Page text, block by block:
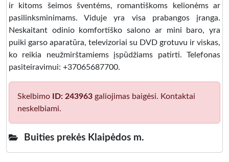
ir kitoms šeimos šventėms, romantiškoms kelionėms ar
pasilinksminimams. Viduje yra visa prabangos įranga.
Neskaitant odinio komfortiško salono ar mini baro, yra
puiki garso aparatūra, televizoriai su DVD grotuvu ir viskas,
ko reikia neužmirštamiems įspūdžiams patirti. Telefonas
pasiteiravimui: +37065687700.
Skelbimo ID: 243963 galiojimas baigėsi. Kontaktai
neskelbiami.
Buities prekės Klaipėdos m.